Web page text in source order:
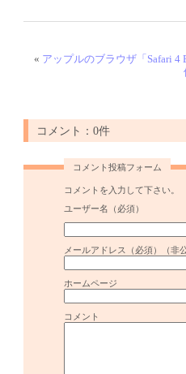
« アップルのブラウザ「Safari 4
コメント：0件
コメント投稿フォーム
コメントを入力して下さい。
ユーザー名（必須）
メールアドレス（必須）（非
ホームページ
コメント